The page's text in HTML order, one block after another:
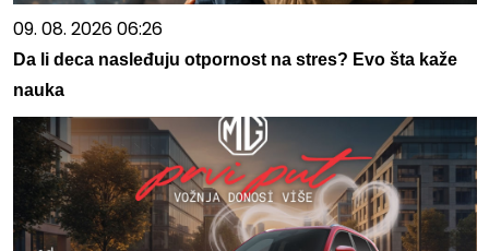
09. 08. 2026 06:26
Da li deca nasleđuju otpornost na stres? Evo šta kaže
nauka